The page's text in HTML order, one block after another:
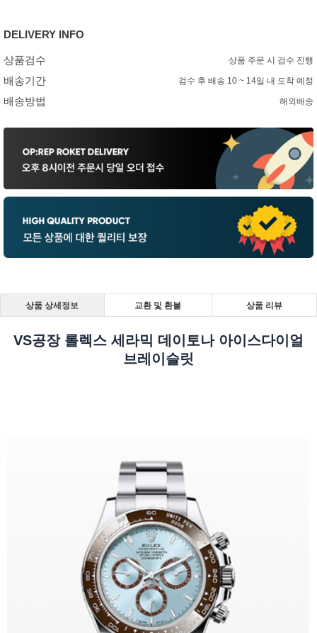
DELIVERY INFO
상품검수 상품 주문 시 검수 진행
배송기간 검수 후 배송 10 ~ 14일 내 도착 예정
배송방법 해외배송
상품 상세정보 교환 및 환불 상품 리뷰
VS공장 롤렉스 세라믹 데이토나 아이스다이얼
브레이슬릿